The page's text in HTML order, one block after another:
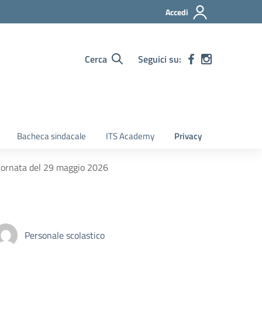
Accedi
Cerca Seguici su:
Bacheca sindacale ITS Academy Privacy
del 29 maggio 2026
Personale scolastico